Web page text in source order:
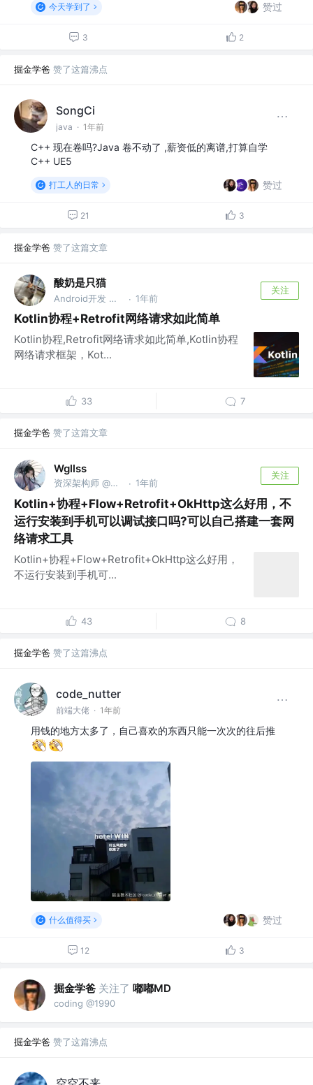
今天学到了 赞过
3 2
掘金学爸 赞了这篇沸点
SongCi
java · 1年前
C++ 现在卷吗?Java 卷不动了 ,薪资低的离谱,打算自学
C++ UE5
打工人的日常 赞过
21 3
掘金学爸 赞了这篇文章
酸奶是只猫
Android开发 @iflytek · 1年前
关注
Kotlin协程+Retrofit网络请求如此简单
Kotlin协程,Retrofit网络请求如此简单,Kotlin协程
网络请求框架，Kot...
33 7
掘金学爸 赞了这篇文章
Wgllss
资深架构师 @Android老顽童 · 1年前
关注
Kotlin+协程+Flow+Retrofit+OkHttp这么好用，不
运行安装到手机可以调试接口吗?可以自己搭建一套网
络请求工具
Kotlin+协程+Flow+Retrofit+OkHttp这么好用，
不运行安装到手机可...
43 8
掘金学爸 赞了这篇沸点
code_nutter
前端大佬 · 1年前
用钱的地方太多了，自己喜欢的东西只能一次次的往后推
什么值得买 赞过
12 3
掘金学爸 关注了 嘟嘟MD
coding @1990
掘金学爸 赞了这篇沸点